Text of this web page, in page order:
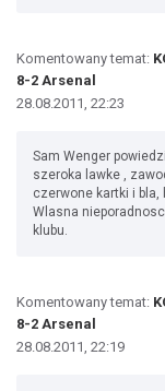
Komentowany temat:
8-2 Arsenal
28.08.2011, 22:23
Sam Wenger
szeroka lawke ,
czerwone kartki i
Wlasna
klubu.
Komentowany temat:
8-2 Arsenal
28.08.2011, 22:19